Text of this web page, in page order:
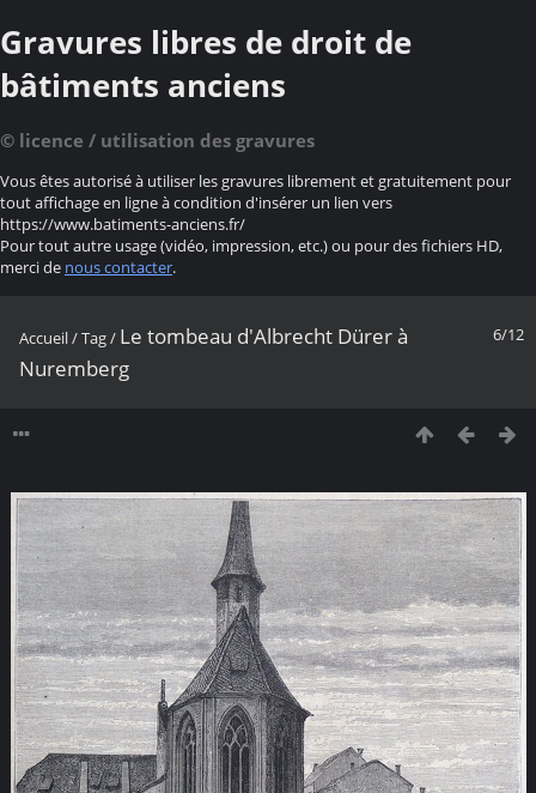
Gravures libres de droit de
bâtiments anciens
© licence / utilisation des gravures
Vous êtes autorisé à utiliser les gravures librement et gratuitement pour
tout affichage en ligne à condition d'insérer un lien vers
https://www.batiments-anciens.fr/
Pour tout autre usage (vidéo, impression, etc.) ou pour des fichiers HD,
merci de nous contacter.
6/12
Accueil/Tag/ Le tombeau d'Albrecht Dürer à
Nuremberg